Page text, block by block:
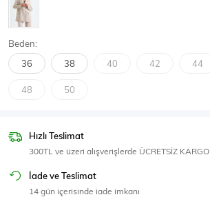
SPOR GİYİM
Eşofman Üstü
Beden:
36 38 40 42 44
48 50
Hızlı Teslimat
300TL ve üzeri alışverişlerde ÜCRETSİZ KARGO
İade ve Teslimat
14 gün içerisinde iade imkanı